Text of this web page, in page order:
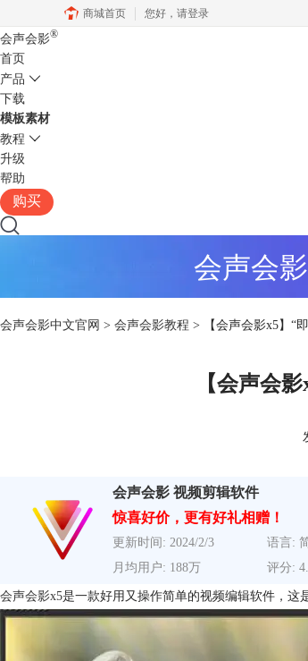
商城首页 您好， 请登录
会声会影®
首页
产品
下载
模板素材
教程
升级
帮助
购买
会声会
会声会影中文官网 > 会声会影教程 > 【会声会影x5】“
【会声会
会声会影 视频剪辑软件
惊喜好价，更有好礼相赠！
更新时间: 2024/2/3 语言:
月均用户: 188万
评分:
会声会影x5是一款好用又操作简单的视频编辑软件，这